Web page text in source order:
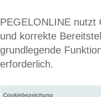
PEGELONLINE nutzt
und korrekte
grundlegende
erforderlich.
Cookiebezeichung